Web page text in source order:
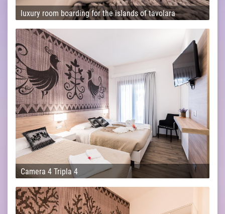
luxury room boarding for the islands of tavolara
Camera 4 Tripla 4